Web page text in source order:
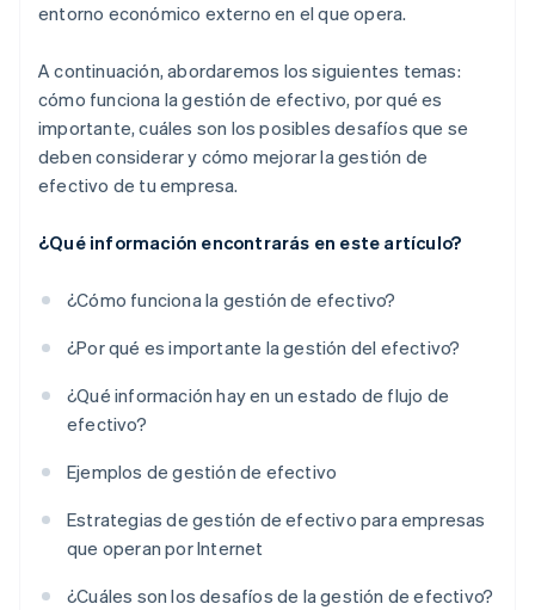
entorno económico externo en el que opera.
A continuación, abordaremos los siguientes temas:
cómo funciona la gestión de efectivo, por qué es
importante, cuáles son los posibles desafíos que se
deben considerar y cómo mejorar la gestión de
efectivo de tu empresa.
¿Qué información encontrarás en este artículo?
¿Cómo funciona la gestión de efectivo?
¿Por qué es importante la gestión del efectivo?
¿Qué información hay en un estado de flujo de
efectivo?
Ejemplos de gestión de efectivo
Estrategias de gestión de efectivo para empresas
que operan por Internet
¿Cuáles son los desafíos de la gestión de efectivo?